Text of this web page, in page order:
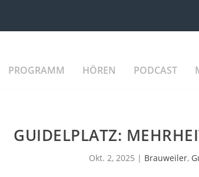
PROGRAMM HÖREN PODCAST
GUIDELPLATZ:
Okt. 2, 2025 | Brauweiler,